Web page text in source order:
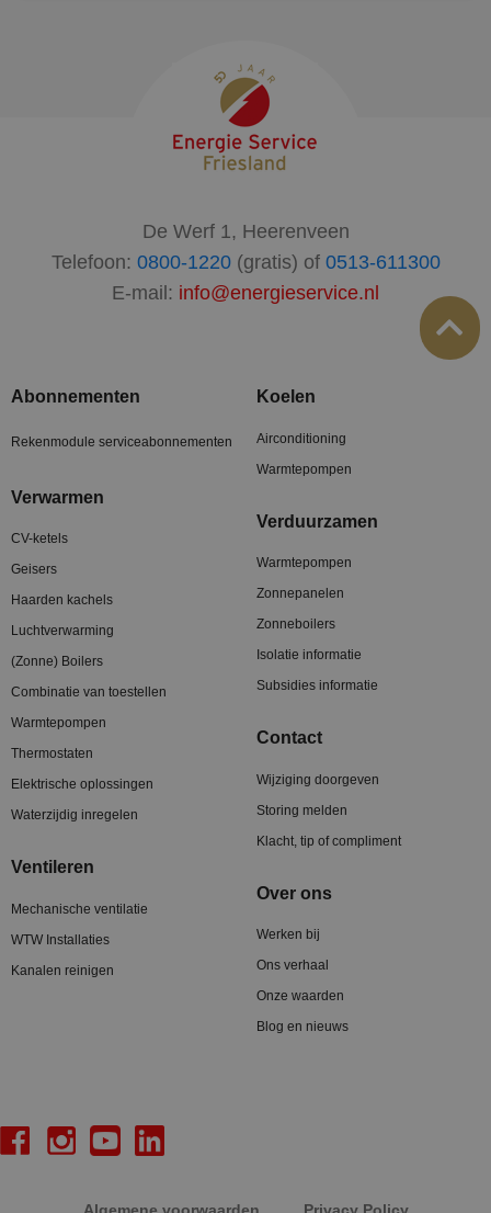
De Werf 1, Heerenveen
Telefoon: 0800-1220(gratis) of 0513-611300
E-mail: info@energieservice.nl
Abonnementen
Rekenmodule serviceabonnementen
Verwarmen
CV-ketels
Geisers
Haarden kachels
Luchtverwarming
(Zonne) Boilers
Combinatie van toestellen
Warmtepompen
Thermostaten
Elektrische oplossingen
Waterzijdig inregelen
Ventileren
Mechanische ventilatie
WTW Installaties
Kanalen reinigen
Koelen
Airconditioning
Warmtepompen
Verduurzamen
Warmtepompen
Zonnepanelen
Zonneboilers
Isolatie informatie
Subsidies informatie
Contact
Wijziging doorgeven
Storing melden
Klacht, tip of compliment
Over ons
Werken bij
Ons verhaal
Onze waarden
Blog en nieuws
Algemene voorwaarden Privacy Policy